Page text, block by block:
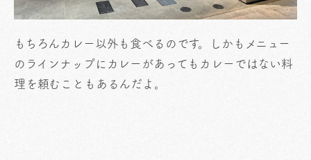
もちろんカレー以外も食べるのです。しかもメニュー
のラインナップにカレーがあってもカレーではない料
理を頼むこともあるんだよ。